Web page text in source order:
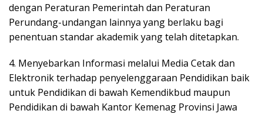
dengan Peraturan Pemerintah dan Peraturan
Perundang-undangan lainnya yang berlaku bagi
penentuan standar akademik yang telah ditetapkan.
4. Menyebarkan Informasi melalui Media Cetak dan
Elektronik terhadap penyelenggaraan Pendidikan baik
untuk Pendidikan di bawah Kemendikbud maupun
Pendidikan di bawah Kantor Kemenag Provinsi Jawa